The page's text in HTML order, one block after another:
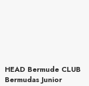
HEAD Bermude CLUB
Bermudas Junior